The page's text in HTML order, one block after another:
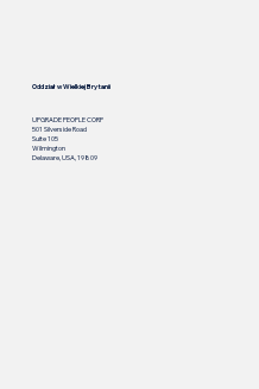
Oddział w Wielkiej Brytanii
UPGRADE PEOPLE CORP
501 Silverside Road
Suite 105
Wilmington
Delaware, USA, 19809